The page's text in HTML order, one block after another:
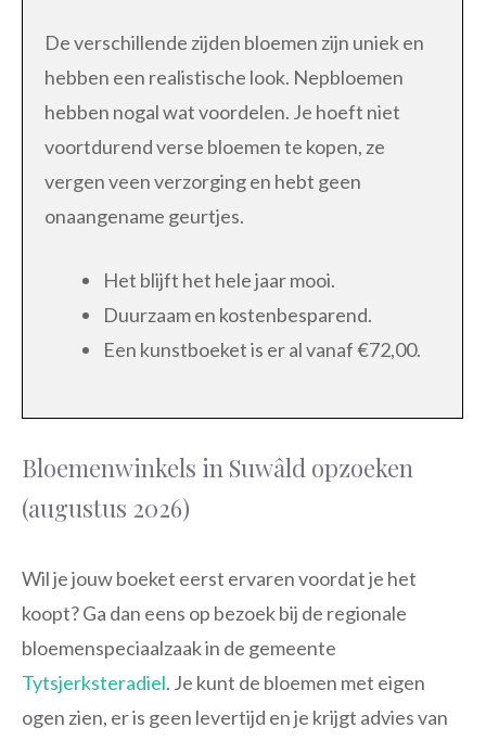
De verschillende zijden bloemen zijn uniek en
hebben een realistische look. Nepbloemen
hebben nogal wat voordelen. Je hoeft niet
voortdurend verse bloemen te kopen, ze
vergen veen verzorging en hebt geen
onaangename geurtjes.
Het blijft het hele jaar mooi.
Duurzaam en kostenbesparend.
Een kunstboeket is er al vanaf €72,00.
Bloemenwinkels in Suwâld opzoeken
(augustus 2026)
Wil je jouw boeket eerst ervaren voordat je het
koopt? Ga dan eens op bezoek bij de regionale
bloemenspeciaalzaak in de gemeente
Tytsjerksteradiel. Je kunt de bloemen met eigen
ogen zien, er is geen levertijd en je krijgt advies van